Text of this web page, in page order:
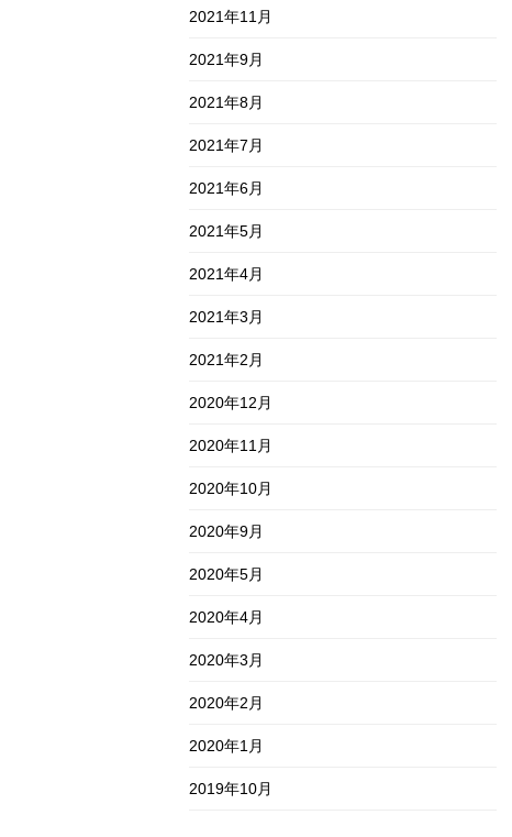
2021年11月
2021年9月
2021年8月
2021年7月
2021年6月
2021年5月
2021年4月
2021年3月
2021年2月
2020年12月
2020年11月
2020年10月
2020年9月
2020年5月
2020年4月
2020年3月
2020年2月
2020年1月
2019年10月